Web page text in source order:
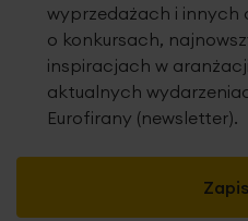
wyprzedażach i
o konkursach,
inspiracjach w
aktualnych
Eurofirany (newsletter).